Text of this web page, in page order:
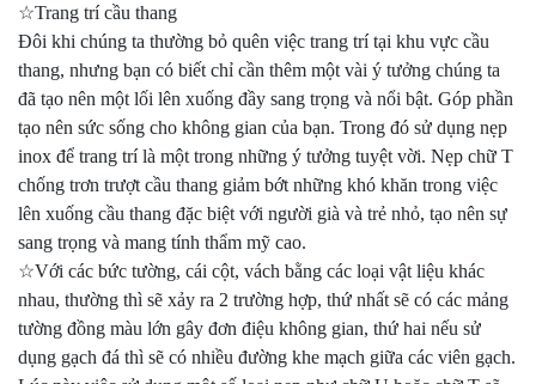
☆Trang trí cầu thang
Đôi khi chúng ta thường bỏ quên việc trang trí tại khu vực cầu
thang, nhưng bạn có biết chỉ cần thêm một vài ý tưởng chúng ta
đã tạo nên một lối lên xuống đầy sang trọng và nổi bật. Góp phần
tạo nên sức sống cho không gian của bạn. Trong đó sử dụng nẹp
inox để trang trí là một trong những ý tưởng tuyệt vời. Nẹp chữ T
chống trơn trượt cầu thang giảm bớt những khó khăn trong việc
lên xuống cầu thang đặc biệt với người già và trẻ nhỏ, tạo nên sự
sang trọng và mang tính thẩm mỹ cao.
☆Với các bức tường, cái cột, vách bằng các loại vật liệu khác
nhau, thường thì sẽ xảy ra 2 trường hợp, thứ nhất sẽ có các mảng
tường đồng màu lớn gây đơn điệu không gian, thứ hai nếu sử
dụng gạch đá thì sẽ có nhiều đường khe mạch giữa các viên gạch.